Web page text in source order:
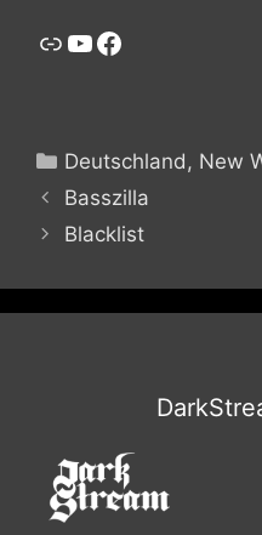
LinkYouTube
Facebook
Kategorien
Deutschland, New
Basszilla
Blacklist